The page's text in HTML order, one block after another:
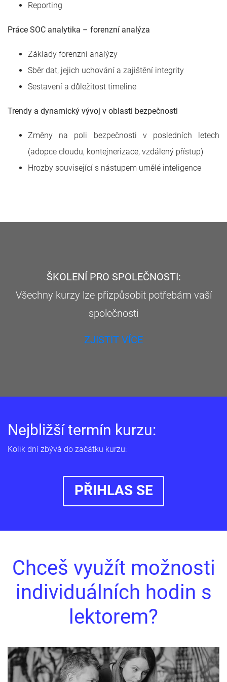
Reporting
Práce SOC analytika – forenzní analýza
Základy forenzní analýzy
Sběr dat, jejich uchování a zajištění integrity
Sestavení a důležitost timeline
Trendy a dynamický vývoj v oblasti bezpečnosti
Změny na poli bezpečnosti v posledních letech
(adopce cloudu, kontejnerizace, vzdálený přístup)
Hrozby související s nástupem umělé inteligence
ŠKOLENÍ PRO SPOLEČNOSTI:
Všechny kurzy lze přizpůsobit potřebám vaší
společnosti
ZJISTIT VÍCE
Nejbližší termín kurzu:
Kolik dní zbývá do začátku kurzu:
PŘIHLAS SE
Chceš využít možnosti
individuálních hodin s
lektorem?